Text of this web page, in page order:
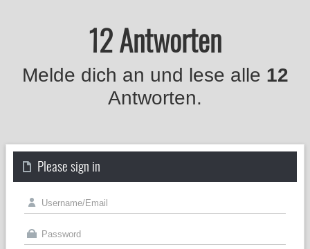
12 Antworten
Melde dich an und lese alle 12
Antworten.
Please sign in